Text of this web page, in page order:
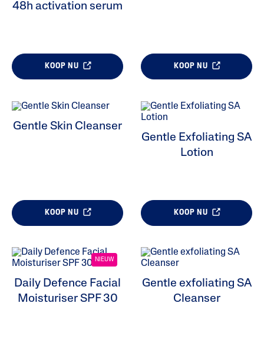
Huidtype
48h activation serum
KOOP NU KOOP NU
Gentle Skin Cleanser
KOOP NU
Gentle Exfoliating SA
Lotion
KOOP NU
NIEUW
Daily Defence Facial
Moisturiser SPF 30
Gentle exfoliating SA
Cleanser